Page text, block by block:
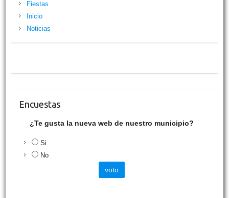
Fiestas
Inicio
Noticias
Encuestas
¿Te gusta la nueva web de nuestro municipio?
Si
No